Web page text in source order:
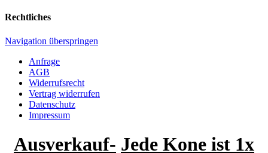
Rechtliches
Navigation überspringen
Anfrage
AGB
Widerrufsrecht
Vertrag widerrufen
Datenschutz
Impressum
Ausverkauf- Jede Kone ist 1x